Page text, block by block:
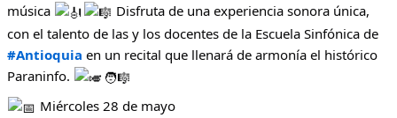
música
Disfruta de una experiencia sonora única,
con el talento de las y los docentes de la Escuela Sinfónica de
#Antioquia en un recital que llenará de armonía el histórico
Paraninfo.
🧑‍🎼
Miércoles 28 de mayo